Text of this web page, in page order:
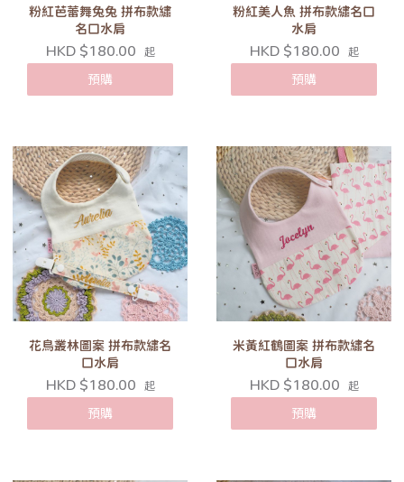
粉紅芭蕾舞兔兔 拼布款繡
名口水肩
HKD $180.00 起
預購
粉紅美人魚 拼布款繡名口
水肩
HKD $180.00 起
預購
花鳥叢林圖案 拼布款繡名
口水肩
HKD $180.00 起
預購
米黃紅鶴圖案 拼布款繡名
口水肩
HKD $180.00 起
預購